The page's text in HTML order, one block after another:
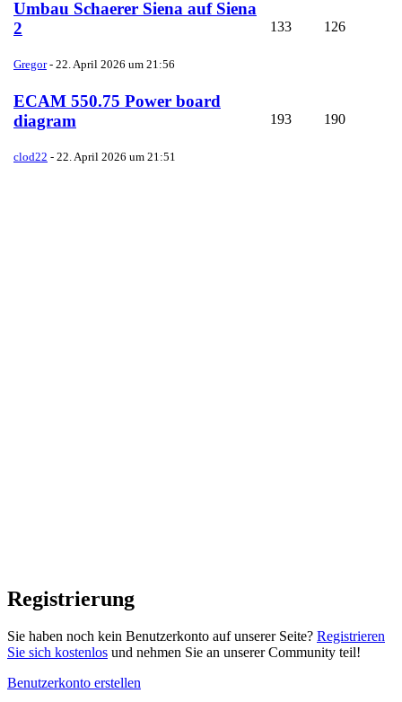
Umbau Schaerer Siena auf Siena
2
Gregor- 22. April 2026 um 21:56
133 126
ECAM 550.75 Power board
diagram
clod22 - 22. April 2026 um 21:51
193 190
Registrierung
Sie haben noch kein Benutzerkonto auf unserer Seite? Registrieren
Sie sich kostenlos und nehmen Sie an unserer Community teil!
Benutzerkonto erstellen